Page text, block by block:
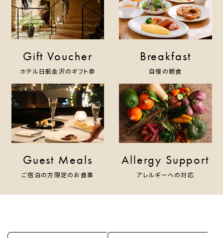
Gift Voucher
ホテル日航金沢のギフト券
Breakfast
自慢の朝食
Guest Meals
ご宿泊の方限定のお食事
Allergy Support
アレルギーへの対応